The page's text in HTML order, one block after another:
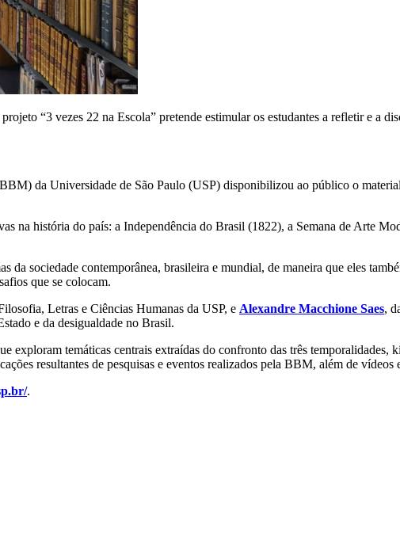
“3 vezes 22 na Escola” pretende estimular os estudantes a refletir e a
da Universidade de São Paulo (USP) disponibilizou ao público o
na história do país: a Independência do Brasil (1822), a Semana de Arte
da sociedade contemporânea, brasileira e mundial, de maneira que eles
que se colocam.
Letras e Ciências Humanas da USP, e Alexandre Macchione Saes,
e da desigualdade no Brasil.
exploram temáticas centrais extraídas do confronto das três temporalidades,
resultantes de pesquisas e eventos realizados pela BBM, além de
.